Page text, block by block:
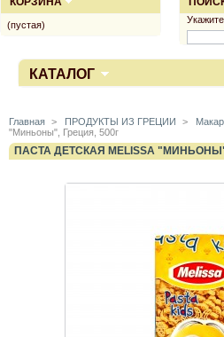
КАТАЛОГ
Главная > ПРОДУКТЫ ИЗ ГРЕЦИИ >
"Миньоны", Греция, 500г
ПАСТА ДЕТСКАЯ MELISSA
(пустая)